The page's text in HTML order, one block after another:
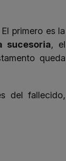
primero es la
sucesoria, el
queda
del fallecido,